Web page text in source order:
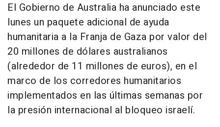
El Gobierno de Australia ha anunciado este
lunes un paquete adicional de ayuda
humanitaria a la Franja de Gaza por valor del
20 millones de dólares australianos
(alrededor de 11 millones de euros), en el
marco de los corredores humanitarios
implementados en las últimas semanas por
la presión internacional al bloqueo israelí.